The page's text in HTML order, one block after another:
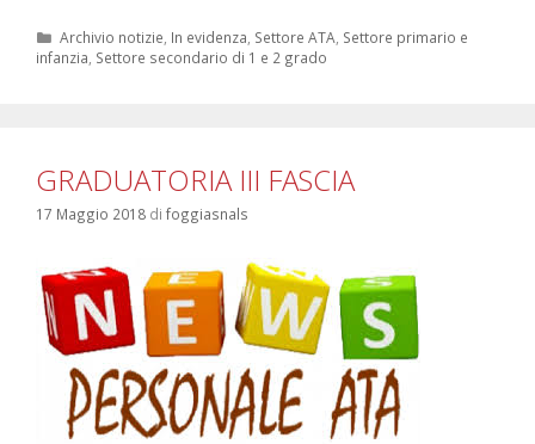
E
ATA
Categorie
Archivio notizie, In evidenza, Settore ATA, Settore primario e
infanzia, Settore secondario di 1 e 2 grado
GRADUATORIA III FASCIA
17 Maggio 2018 di foggiasnals